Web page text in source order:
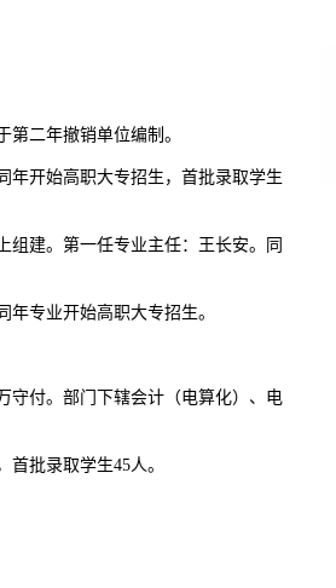
二年撤销单位编制。
年开始高职大专招生，首批录取学生
组建。第一任专业主任：王长安。同
专业开始高职大专招生。
守付。部门下辖会计（电算化）、电
批录取学生45人。